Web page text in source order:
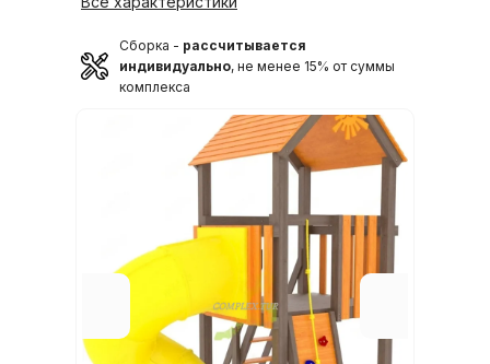
Сборка - рассчитывается
индивидуально, не менее 15% от суммы
комплекса